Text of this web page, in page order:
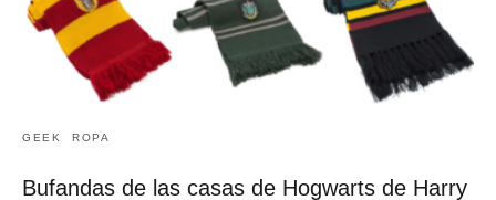
GEEK ROPA
Bufandas de las casas de Hogwarts de Harry